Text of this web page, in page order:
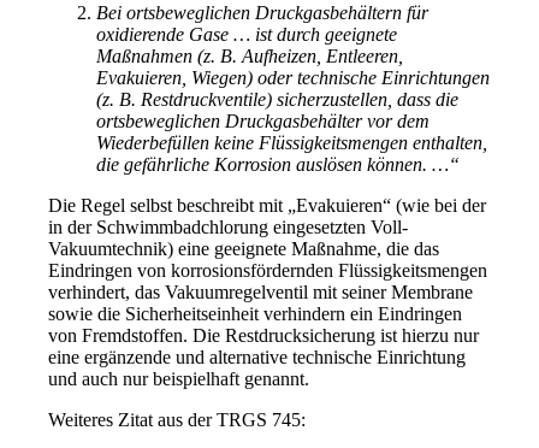
Bei ortsbeweglichen Druckgasbehältern für
oxidierende Gase … ist durch geeignete
Maßnahmen (z. B. Aufheizen, Entleeren,
Evakuieren, Wiegen) oder technische Einrichtungen
(z. B. Restdruckventile) sicherzustellen, dass die
ortsbeweglichen Druckgasbehälter vor dem
Wiederbefüllen keine Flüssigkeitsmengen enthalten,
die gefährliche Korrosion auslösen können. …“
Die Regel selbst beschreibt mit „Evakuieren“ (wie bei der
in der Schwimmbadchlorung eingesetzten Voll-
Vakuumtechnik) eine geeignete Maßnahme, die das
Eindringen von korrosionsfördernden Flüssigkeitsmengen
verhindert, das Vakuumregelventil mit seiner Membrane
sowie die Sicherheitseinheit verhindern ein Eindringen
von Fremdstoffen. Die Restdrucksicherung ist hierzu nur
eine ergänzende und alternative technische Einrichtung
und auch nur beispielhaft genannt.
Weiteres Zitat aus der TRGS 745: